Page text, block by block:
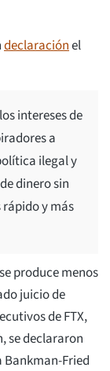
declaraciónel
intereses de
a
ilegal y
dinero sin
rápido y más
produce menos
juicio de
de FTX,
se declararon
Bankman-Fried